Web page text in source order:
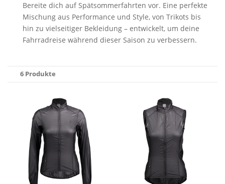
Bereite dich auf Spätsommerfahrten vor. Eine perfekte
Mischung aus Performance und Style, von Trikots bis
hin zu vielseitiger Bekleidung – entwickelt, um deine
Fahrradreise während dieser Saison zu verbessern.
6 Produkte